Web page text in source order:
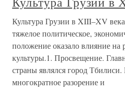
Культура Грузии в XIII–XV
тяжелое политическое,
положение оказало влияние на
культуры.1. Просвещение.
страны являлся город
многократное разорение и